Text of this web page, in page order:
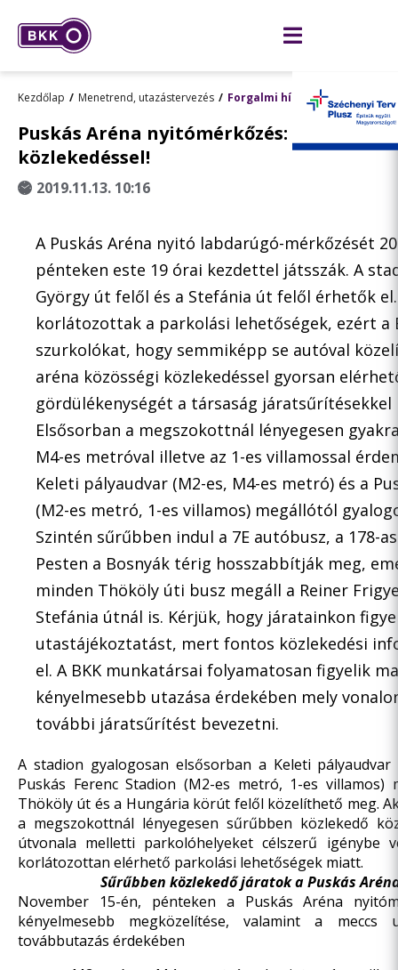
Kezdőlap Menetrend, utazástervezés Forgalmi hírek: előre
Puskás Aréna nyitómérkőzés: kérjük,
közlekedéssel!
2019.11.13. 10:16
A Puskás Aréna nyitó labdarúgó-mérkőzését
pénteken este 19 órai kezdettel játsszák. A
György út felől és a Stefánia út felől érhetők
korlátozottak a parkolási lehetőségek, ezért a
szurkolókat, hogy semmiképp se autóval
aréna közösségi közlekedéssel gyorsan
gördülékenységét a társaság
Elsősorban a megszokottnál lényegesen
M4-es metróval illetve az 1-es villamossal
Keleti pályaudvar (M2-es, M4-es metró) és a
(M2-es metró, 1-es villamos) megállótól
Szintén sűrűbben indul a 7E autóbusz, a 178-
Pesten a Bosnyák térig hosszabbítják meg,
minden Thököly úti busz megáll a Reiner
Stefánia útnál is. Kérjük, hogy járatainkon
utastájékoztatást, mert fontos közlekedési
el. A BKK munkatársai folyamatosan figyelik
kényelmesebb utazása érdekében mely
további járatsűrítést bevezetni.
A stadion gyalogosan elsősorban a Keleti
Puskás Ferenc Stadion (M2-es metró, 1-es villamos)
Thököly út és a Hungária körút felől közelíthető meg.
a megszokottnál lényegesen sűrűbben közlekedő
útvonala melletti parkolóhelyeket célszerű igénybe
korlátozottan elérhető parkolási lehetőségek miatt.
Sűrűbben közlekedő járatok a Puskás
November 15-én, pénteken a Puskás Aréna
kényelmesebb megközelítése, valamint a
továbbutazás érdekében